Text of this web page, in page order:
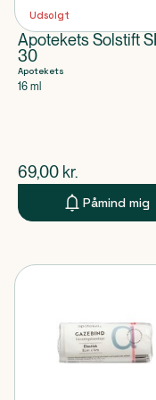
Udsolgt
Apotekets Solstift
30
Apotekets
16 ml
$nuværende pris
69,00 kr.
Påmind mig